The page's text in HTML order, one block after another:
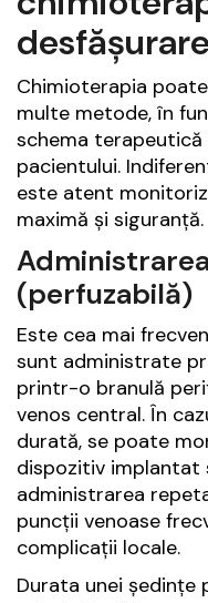
Chimioterapia
multe metode, în
schema terapeutică
pacientului.
este atent
maximă și siguranță.
(perfuzabilă)
Este cea mai
sunt administrate
printr-o branulă
venos central. În
durată, se poate
dispozitiv implantat
administrarea
puncții venoase
complicații locale.
Durata unei ședințe